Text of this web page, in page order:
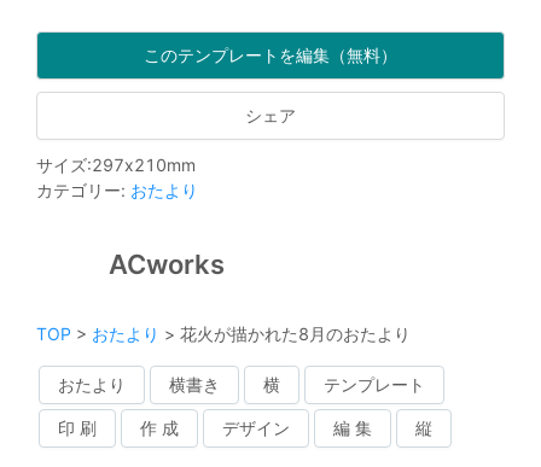
このテンプレートを編集（無料）
シェア
サイズ:297x210mm
カテゴリー: おたより
ACworks
TOP > おたより > 花火が描かれた8月のおたより
おたより 横書き 横 テンプレート
印 刷 作 成 デザイン 編 集 縦